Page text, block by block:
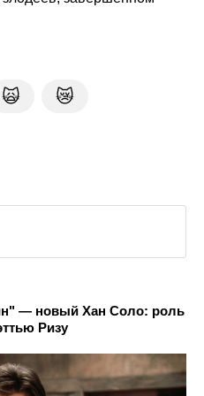
🙀 😿
— новый Хан Соло: роль
Ризу